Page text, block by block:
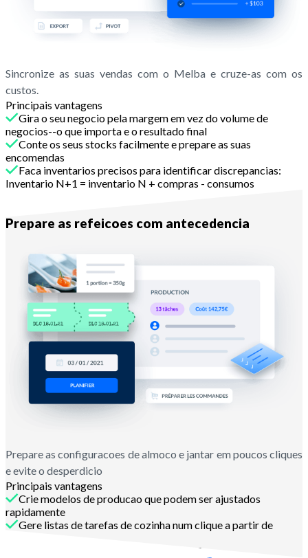
Sincronize as suas vendas com o Melba e cruze-as com os
custos.
Principais vantagens
Gira o seu negocio pela margem em vez do volume de
negocios--o que importa e o resultado final
Conte os seus stocks facilmente e prepare as suas
encomendas
Faca inventarios precisos para identificar discrepancias:
Inventario N+1 = inventario N + compras - consumos
Prepare as refeicoes com antecedencia
Prepare as configuracoes de almoco e jantar em poucos cliques
e evite o desperdicio
Principais vantagens
Crie modelos de producao que podem ser ajustados
rapidamente
Gere listas de tarefas de cozinha num clique a partir de
Garanta a rastreabilidade do inicio ao fim